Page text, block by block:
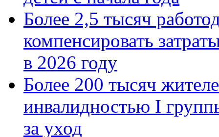
Более 2,5 тысяч
компенсировать
в 2026 году
Более 200 тысяч
инвалидностью I
за уход